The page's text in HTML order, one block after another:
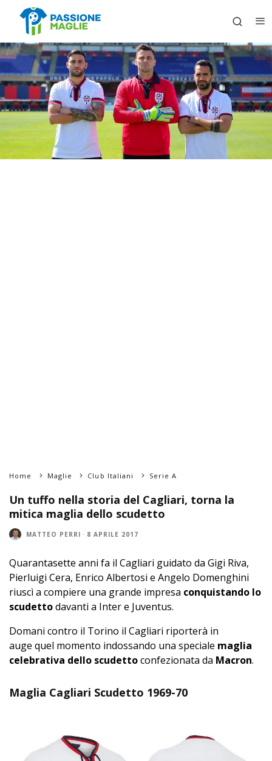
Home Maglie Club Italiani Serie A
Un tuffo nella storia del Cagliari, torna la
mitica maglia dello scudetto
MATTEO PERRI · 8 APRILE 2017
Quarantasette anni fa il Cagliari guidato da Gigi Riva,
Pierluigi Cera, Enrico Albertosi e Angelo Domenghini
riuscì a compiere una grande impresa conquistando lo
scudettodavanti a Inter e Juventus.
Domani contro il Torino il Cagliari riporterà in
auge quel momento indossando una speciale maglia
celebrativa dello scudettoconfezionata da Macron.
Maglia Cagliari Scudetto 1969-70